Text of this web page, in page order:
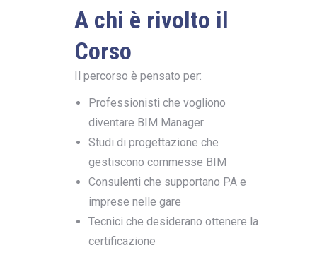
A chi è rivolto il
Corso
Il percorso è pensato per:
Professionisti che vogliono
diventare BIM Manager
Studi di progettazione che
gestiscono commesse BIM
Consulenti che supportano PA e
imprese nelle gare
Tecnici che desiderano ottenere la
certificazione